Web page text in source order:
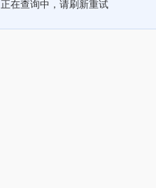
正在查询中，请刷新重试